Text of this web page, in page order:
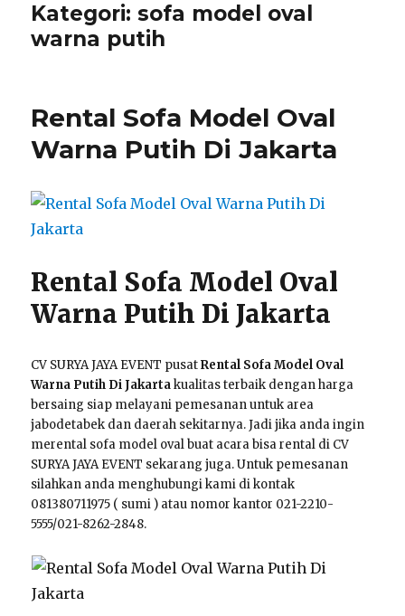
Kategori:sofa model oval
warna putih
Rental Sofa Model Oval
Warna Putih Di Jakarta
Rental Sofa Model Oval
Warna Putih Di Jakarta
CV SURYA JAYA EVENT pusatRental Sofa Model Oval
Warna Putih Di Jakartakualitas terbaik dengan harga
bersaing siap melayani pemesanan untuk area
jabodetabek dan daerah sekitarnya. Jadi jika anda ingin
merental sofa model oval buat acara bisa rental di CV
SURYA JAYA EVENT sekarang juga. Untuk pemesanan
silahkan anda menghubungi kami di kontak
081380711975 ( sumi ) atau nomor kantor 021-2210-
5555/021-8262-2848.